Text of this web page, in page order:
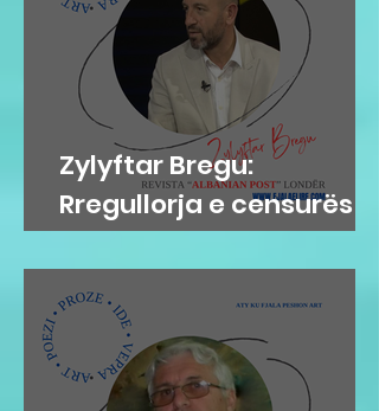
Zylyftar Bregu:
Rregullorja e censurës
në Gjykatën e Posaçme